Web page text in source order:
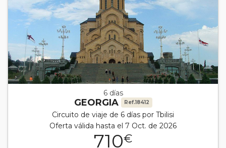
6 días
GEORGIA Ref.18412
Circuito de viaje de 6 días por Tbilisi
Oferta válida hasta el 7 Oct. de 2026
710€